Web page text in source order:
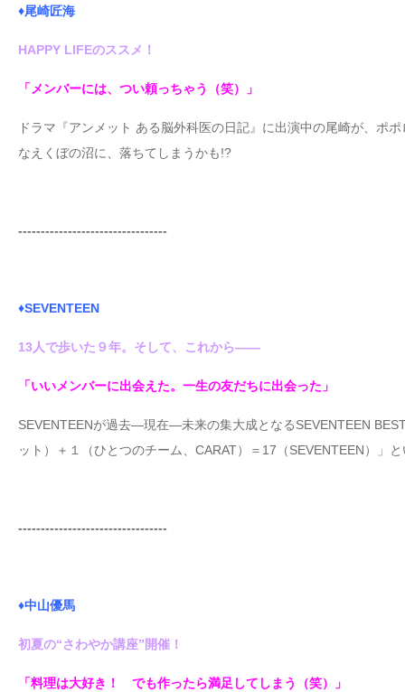
♦尾崎匠海
HAPPY LIFEのススメ！
「メンバーには、つい頼っちゃう（笑）」
ドラマ『アンメット ある脳外科医の日記』に出演中の尾崎が、
なえくぼの沼に、落ちてしまうかも!?
---------------------------------
♦SEVENTEEN
13人で歩いた９年。そして、これから――
「いいメンバーに出会えた。一生の友だちに出会った」
SEVENTEENが過去―現在―未来の集大成となるSEVENTEEN
ット）＋１（ひとつのチーム、CARAT）＝17（SEVENTEEN）」
---------------------------------
♦中山優馬
初夏の“さわやか講座”開催！
「料理は大好き！ でも作ったら満足してしまう（笑）」